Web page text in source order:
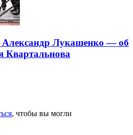
Александр Лукашенко — об
Квартальнова
, чтобы вы могли